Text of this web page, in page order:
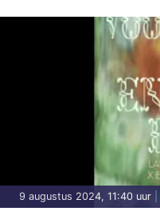
9 augustus 2024, 11:40 uur